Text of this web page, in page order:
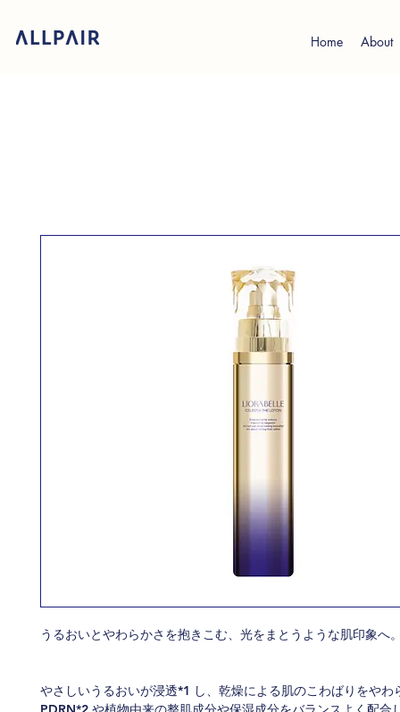
Home About
うるおいとやわらかさを抱きこむ、光をまとうような肌印象へ
やさしいうるおいが浸透*1 し、乾燥による肌のこわばりをやわ